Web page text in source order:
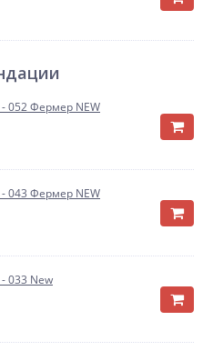
052 Фермер NEW
043 Фермер NEW
033 New